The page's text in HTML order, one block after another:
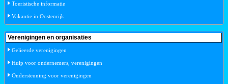
Toeristische informatie
Vakantie in Oostenrijk
Verenigingen en organisaties
Gelieerde verenigingen
Hulp voor ondernemers, verenigingen
Ondersteuning voor verenigingen